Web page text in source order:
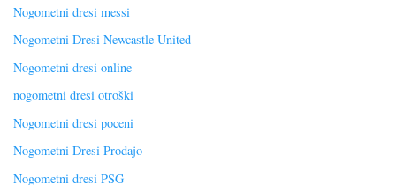
Nogometni dresi messi
Nogometni Dresi Newcastle United
Nogometni dresi online
nogometni dresi otroški
Nogometni dresi poceni
Nogometni Dresi Prodajo
Nogometni dresi PSG